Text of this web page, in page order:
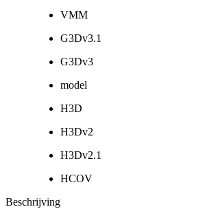
VMM
G3Dv3.1
G3Dv3
model
H3D
H3Dv2
H3Dv2.1
HCOV
Beschrijving